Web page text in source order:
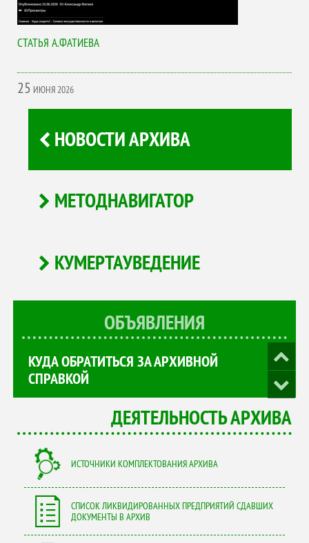
СТАТЬЯ А.ФАТИЕВА
25 ИЮНЯ 2026
НОВОСТИ АРХИВА
МЕТОДНАВИГАТОР
КУМЕРТАУВЕДЕНИЕ
ОБЪЯВЛЕНИЯ
КУДА ОБРАТИТЬСЯ ЗА АРХИВНОЙ
СПРАВКОЙ
ДЕЯТЕЛЬНОСТЬ АРХИВА
ИСТОЧНИКИ КОМПЛЕКТОВАНИЯ АРХИВА
СПИСОК ЛИКВИДИРОВАННЫХ ПРЕДПРИЯТИЙ СДАВШИХ
ДОКУМЕНТЫ В АРХИВ